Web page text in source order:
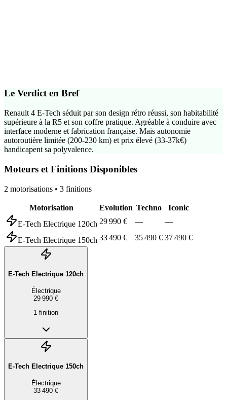
Le Verdict en Bref
Renault 4 E-Tech séduit par son design rétro réussi, son habitabilité
supérieure à la R5 et son coffre pratique. Agréable à conduire avec
interface moderne et fabrication française. Mais autonomie
autoroutière limitée (200-230 km) et prix élevé (33-37k€)
handicapent sa polyvalence.
Moteurs et Finitions Disponibles
2 motorisations • 3 finitions
Motorisation Evolution Techno
Iconic
E-Tech Electrique 120ch 29 990 € — —
E-Tech Electrique 150ch 33 490 € 35 490 € 37 490 €
E-Tech Electrique 120ch
Électrique
29 990 €
1 finition
E-Tech Electrique 150ch
Électrique
33 490 €